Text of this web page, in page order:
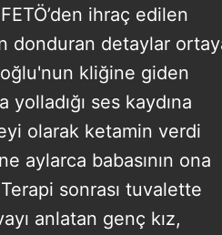
ihraç edilen
donduran detaylar
kliğine giden
ses kaydına
olarak ketamin verdi
aylarca babasının ona
sonrası tuvalette
anlatan genç kız,